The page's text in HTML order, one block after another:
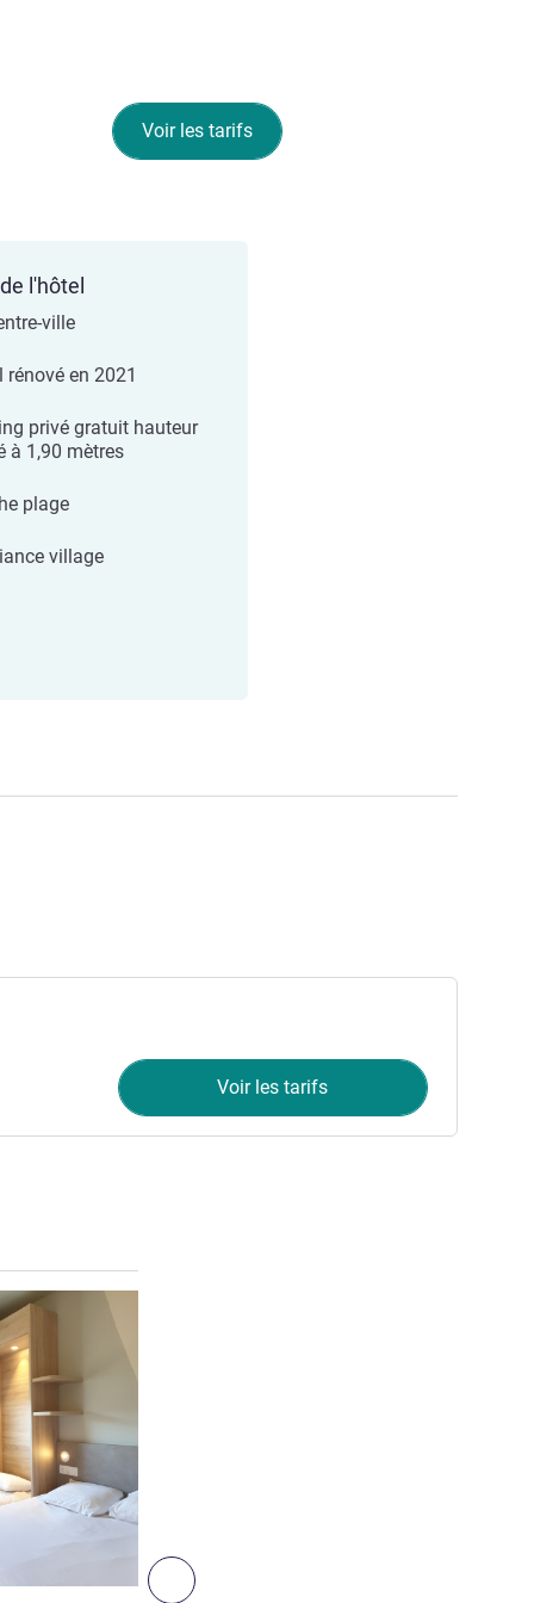
Voir les tarifs
l'hôtel
ville
rénové en 2021
privé gratuit hauteur
à 1,90 mètres
plage
village
Voir les tarifs
Suivant - Chambre